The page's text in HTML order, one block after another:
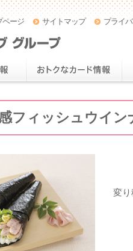
ページ サイトマップ プライ
フィッシュウイン
変り